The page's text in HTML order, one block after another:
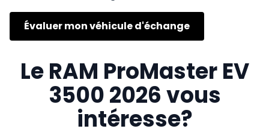
Évaluer mon véhicule d'échange
Le RAM ProMaster EV
3500 2026 vous
intéresse?